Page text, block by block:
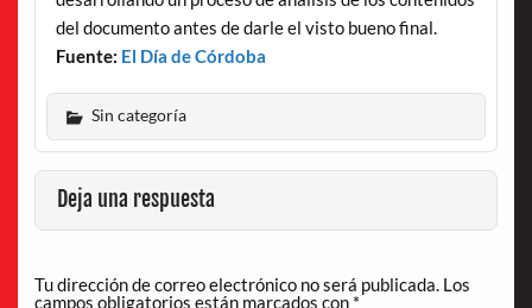
del documento antes de darle el visto bueno final.
Fuente: El Día de Córdoba
Sin categoría
Deja una respuesta
Tu dirección de correo electrónico no será publicada. Los
campos obligatorios están marcados con *